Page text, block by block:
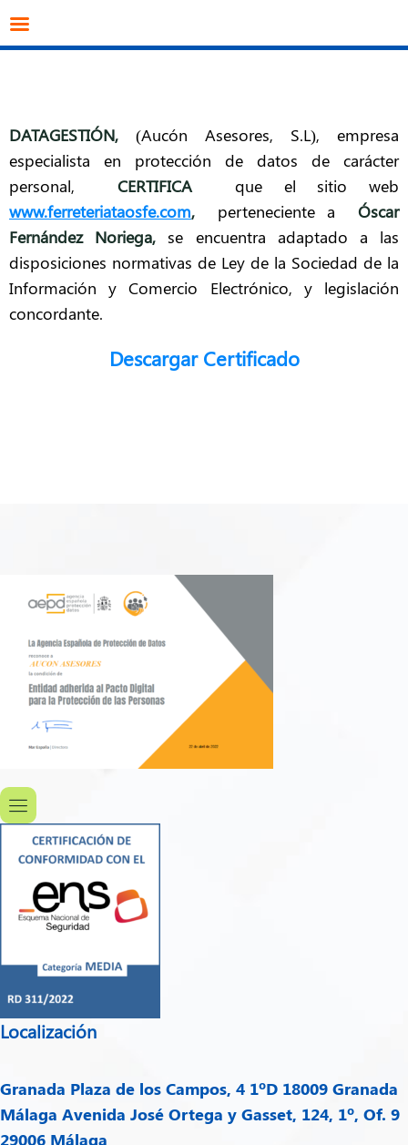
DATAGESTIÓN, (Aucón Asesores, S.L), empresa
especialista en protección de datos de carácter
personal,CERTIFICAque el sitio web
www.ferreteriataosfe.com, perteneciente aÓscar
Fernández Noriega, se encuentra adaptado a las
disposiciones normativas de Ley de la Sociedad de la
Información y Comercio Electrónico, y legislación
concordante.
Descargar Certificado
Localización
Granada Plaza de los Campos, 4 1ºD 18009 Granada
Málaga Avenida José Ortega y Gasset, 124, 1º, Of. 9
29006 Málaga